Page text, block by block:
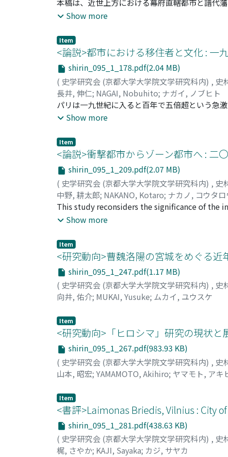
本稿は、近世上方における幕府直轄都市と譜代
かにしようとするものである。一七世紀におい
西国有事に備えていたのである。一七世紀末―
よって、地域差が解消され均質化が進められな
代大名の転封は激減しその城下町は政治・経済
が一定程度の独自性を持ちながら個別領主支配
Show more
Item
<論説>都市における移住者と文化 : 一
shirin_095_1_178.pdf(2.04 MB)
( 史学研究会 (京都大学大学院文学研究科内) , 史
長井, 伸仁; NAGAI, Nobuhito; ナガイ, ノブヒト
パリは一九世紀に入ると百年で五倍超という急
入口流入はそれ自体で多くの問題を生み出すが
結果パリがいかなる都市社会であったのかを総
の認識や活動を通じて迫った。研究の結果、パ
方出身者を対象としたカトリック系の団体は、
らの移住者には目立った特性がなかったか、あ
と考えられる。
Show more
Item
<論説>衝撃都市からゾーン都市へ : 二
shirin_095_1_209.pdf(2.07 MB)
( 史学研究会 (京都大学大学院文学研究科内) , 史
中野, 耕太郎; NAKANO, Kotaro; ナカノ, コウタロ
This study reconsiders the significance of the
reviewing the public discourses of urban
exploration on another aspect of the same
divided space. Is the city a socially integrated
race and so on? I observe a historical
interrelated ideas of the modern city. More
examining the characteristics of urban
conducted by social settlement houses, (2)
were dedicated to improving poor people's
engagement with the physical conditions of
Victorian elites. This essay contends that the
rise to an inclusive "city consciousness" in
tenement reformers was fundamentally
paradoxically. While the reformers came to
and social hygiene increased. They thought
citizenship. This idea would unintentionally
and African Americans from the South with a
city planning movement sponsored by local
twentieth century. Its positive commitment to
as a comprehensive whole. In this field,
Show more
Item
<研究動向>曹魏洛陽の宮城をめぐる近
shirin_095_1_247.pdf(1.17 MB)
( 史学研究会 (京都大学大学院文学研究科内) , 史
向井, 佑介; MUKAI, Yusuke; ムカイ, ユウスケ
Item
<研究動向>「ヒロシマ」研究の現状と
shirin_095_1_267.pdf(983.93 KB)
( 史学研究会 (京都大学大学院文学研究科内) , 史
山本, 昭宏; YAMAMOTO, Akihiro; ヤマモト, アキ
Item
<書評>Laimonas Briedis, Vilnius : City
shirin_095_1_281.pdf(438.63 KB)
( 史学研究会 (京都大学大学院文学研究科内) , 史
梶, さやか; KAJI, Sayaka; カジ, サヤカ